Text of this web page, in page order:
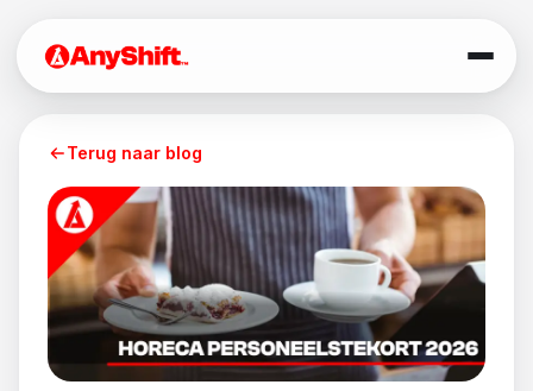
Terug naar blog